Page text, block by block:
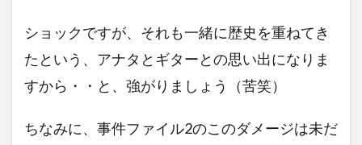
ショックですが、それも一緒に歴史を重ねてき
たという、アナタとギターとの思い出になりま
すから・・と、強がりましょう（苦笑）
ちなみに、事件ファイル2のこのダメージは未だ